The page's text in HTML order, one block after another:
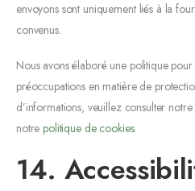
envoyons sont uniquement liés à la
convenus.
Nous avons élaboré une politique
préoccupations en matière de
d’informations, veuillez consulter notre
notrepolitique de cookies.
14.